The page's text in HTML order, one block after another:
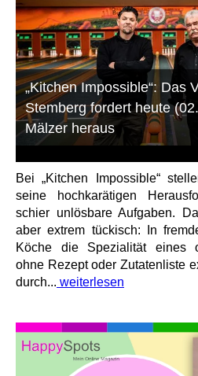
„Kitchen Impossible“: Das
Stemberg fordert heute
Mälzer heraus
Bei „Kitchen Impossible“
seine hochkarätigen
schier unlösbare Aufgaben.
aber extrem tückisch: In
Köche die Spezialität eines
ohne Rezept oder Zutatenliste
durch... weiterlesen